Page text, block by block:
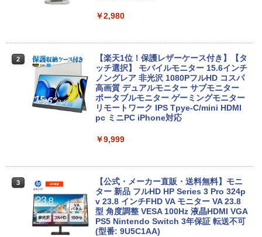
ト WIFI Bluetooth
【マラソンセール期間中ポイント5倍】中
古ノートパソコン 第11世代 Core i5 メモ
リ16GB M.2 SSD256GB 13.3インチ フ
ルHD ノングレア Webカメラ 無線LAN
Wi-Fi Bluetooth Windows11 東芝 dyna
日保証 送料無料
【マラソン値引中！ 当日出荷！】ノート
パソコン 新品 15.6インチ パソコン ノー
トPC CPU Intel Pentium GOLD 6500Y
メモリ12GB SSD 256GB 15インチ フル
【エントリーでポイント100％還元のチ
ャンス】GMKtec ミニpc G3 Pro Intel C
ore i3 10110U 16GB DDR4 64GBまで増
設 512GB SSD M.2 2242 最大8TB Wind
ows11 Pro mini pc 4.1GHz WIFI6 BT5.
2 小型PC VESA対応 ミニパソコン 2画面
ップPC
[VETESA正規販売店]デスクトップパソ
コン PC 一体型 新品 Windows11 27型 C
ore i7 第4世代 Office付き メモリ16GB
SSD512GB 初期設定済 ホワイト ブラッ
￥2,980
2
【楽天1位！保護レザーケース付き】【タ
ッチ選択】 モバイルモニター 15.6インチ
ノングレア 非光沢 1080PフルHD コスパ
高画質 デュアルモニター サブモニター
ポータブルモニター ゲーミングモニター
リモートワーク IPS Tpye-C/mini HDMI
pc ミニPC iPhone対応
￥9,999
3
【公式・メーカー直販・送料無料】モニ
ター 新品 フルHD HP Series 3 Pro 324p
v 23.8 インチFHD VA モニター VA 23.8
型 角度調整 VESA 100Hz 液晶HDMI VGA
PS5 Nintendo Switch 3年保証 転送不可
(型番: 9U5C1AA)